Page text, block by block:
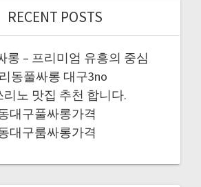
RECENT POSTS
롱 – 프리미엄 유흥의 중심
동풀싸롱 대구3no
리노 맛집 추천 합니다.
대구풀싸롱가격
대구룸싸롱가격